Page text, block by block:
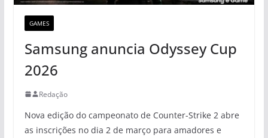
GAMES
Samsung anuncia Odyssey Cup
2026
Redação
Nova edição do campeonato de Counter-Strike 2 abre
as inscrições no dia 2 de março para amadores e